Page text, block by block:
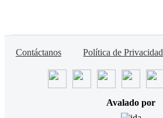
Contáctanos Política de Privacidad
Avalado por